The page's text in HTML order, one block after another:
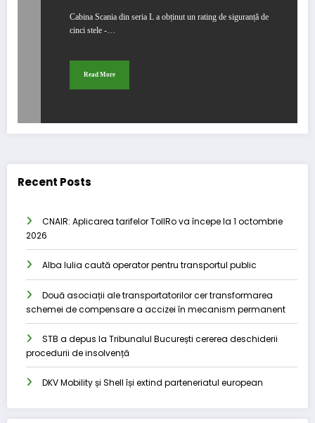
Cabina Scania din seria L a obținut un rating de siguranță de
cinci stele -…
Read More
Recent Posts
CNAIR: Aplicarea tarifelor TollRo va începe la 1 octombrie
2026
Alba Iulia caută operator pentru transportul public
Două asociații ale transportatorilor cer transformarea
schemei de compensare a accizei în mecanism permanent
STB a depus la Tribunalul București cererea deschiderii
procedurii de insolvență
DKV Mobility și Shell își extind parteneriatul european